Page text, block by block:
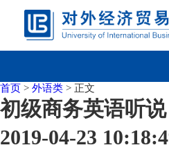
首页 > 外语类 > 正文
初级商务英语听
2019-04-23